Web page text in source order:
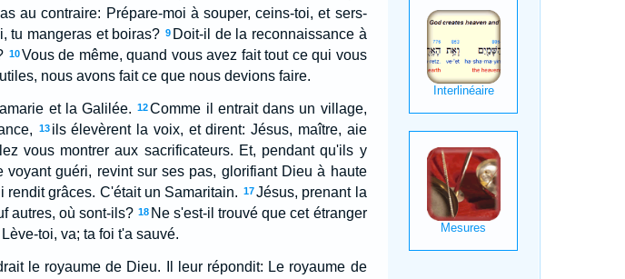
au contraire: Prépare-moi à souper, ceins-toi, et sers-
tu mangeras et boiras? 9 Doit-il de la reconnaissance à
10Vous de même, quand vous avez fait tout ce qui vous
nous avons fait ce que nous devions faire.
et la Galilée. 12Comme il entrait dans un village,
13 ils élevèrent la voix, et dirent: Jésus, maître, aie
vous montrer aux sacrificateurs. Et, pendant qu'ils y
voyant guéri, revint sur ses pas, glorifiant Dieu à haute
rendit grâces. C'était un Samaritain. 17Jésus, prenant la
autres, où sont-ils? 18 Ne s'est-il trouvé que cet étranger
toi, va; ta foi t'a sauvé.
le royaume de Dieu. Il leur répondit: Le royaume de